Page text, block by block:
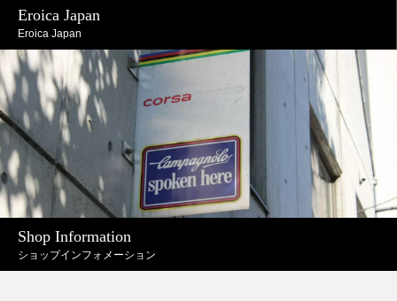
Eroica Japan
Eroica Japan
Shop Information
ショップインフォメーション